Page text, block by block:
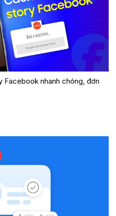
Facebook nhanh chóng, đơn